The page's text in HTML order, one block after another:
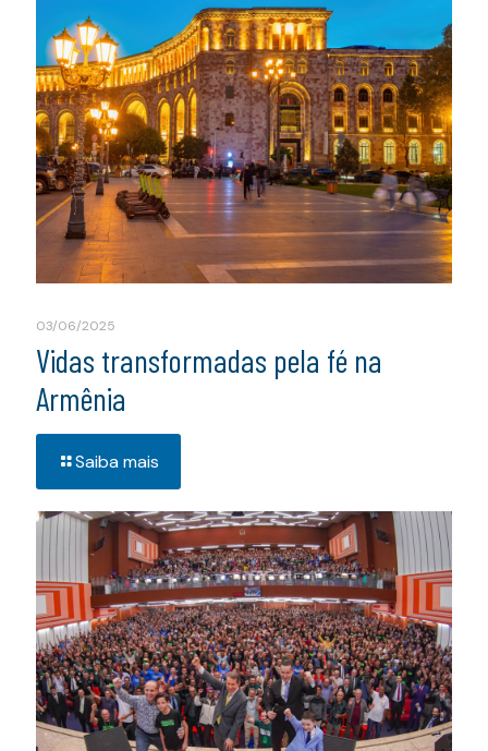
03/06/2025
Vidas transformadas pela fé na
Armênia
Saiba mais